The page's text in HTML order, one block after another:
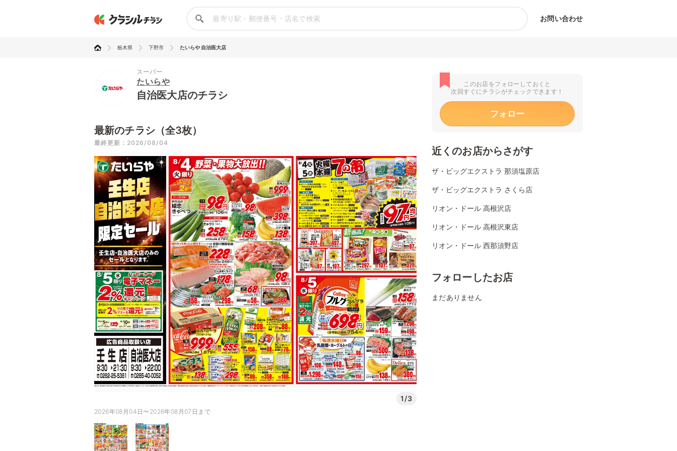
お問い合わせ
栃木県 下野市 たいらや 自治医大店
スーパー
たいらや
自治医大店のチラシ
最新のチラシ（全3枚）
最終更新：2026/08/04
1/3
2026年08月04日〜2026年08月07日まで
このお店をフォローしておくと
次回すぐにチラシがチェックできます！
フォロー
近くのお店からさがす
ザ・ビッグエクストラ 那須塩原店
ザ・ビッグエクストラ さくら店
リオン・ドール 高根沢店
リオン・ドール 高根沢東店
リオン・ドール 西那須野店
フォローしたお店
まだありません